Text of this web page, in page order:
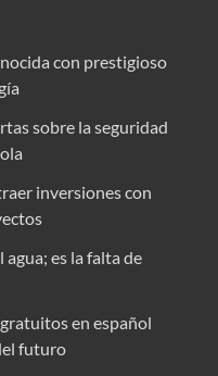
con prestigioso
sobre la seguridad
inversiones con
agua; es la falta de
en español
futuro